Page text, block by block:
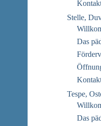
Stelle,
Das
Tespe,
Das